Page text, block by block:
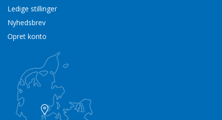
Ledige stillinger
Nyhedsbrev
Opret konto